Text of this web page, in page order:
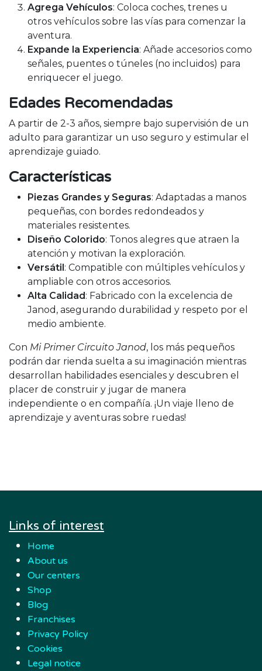
Agrega Vehículos: Coloca coches, trenes u
otros vehículos sobre las vías para comenzar la
aventura.
Expande la Experiencia: Añade accesorios como
señales, puentes o túneles (no incluidos) para
enriquecer el juego.
Edades Recomendadas
A partir de 2-3 años, siempre bajo supervisión de un
adulto para garantizar un uso seguro y estimular el
aprendizaje guiado.
Características
Piezas Grandes y Seguras: Adaptadas a manos
pequeñas, con bordes redondeados y
materiales resistentes.
Diseño Colorido: Tonos alegres que atraen la
atención y motivan la exploración.
Versátil: Compatible con múltiples vehículos y
ampliable con otros accesorios.
Alta Calidad: Fabricado con la excelencia de
Janod, asegurando durabilidad y respeto por el
medio ambiente.
Con Mi Primer Circuito Janod, los más pequeños
podrán dar rienda suelta a su imaginación mientras
desarrollan habilidades esenciales y descubren el
placer de construir y jugar de manera
independiente o en compañía. ¡Un viaje lleno de
aprendizaje y aventuras sobre ruedas!
Links of interest
Home
About us
Our centers
Shop
Blog
Franchises
Privacy Policy
Cookies
Legal notice